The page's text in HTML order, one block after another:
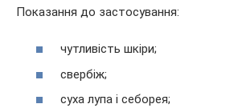
Показання до застосування:
чутливість шкіри;
свербіж;
суха лупа і себорея;